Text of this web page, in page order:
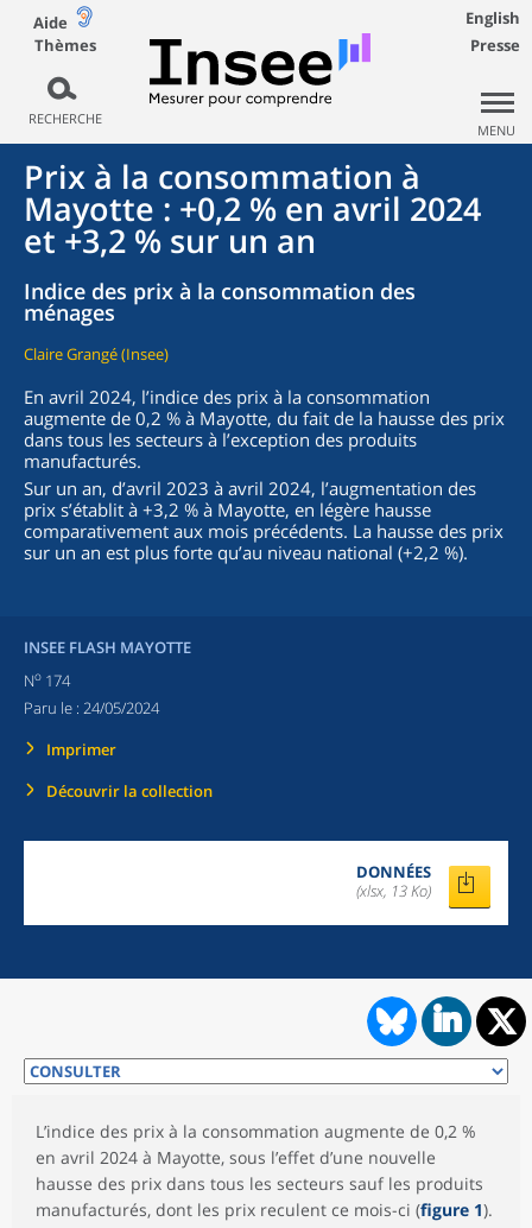
Aide
Thèmes
RECHERCHE
English
Presse
MENU
Prix à la consommation à
Mayotte : +0,2 % en avril 2024
et +3,2 % sur un an
Indice des prix à la consommation des
ménages
Claire Grangé (Insee)
En avril 2024, l’indice des prix à la consommation
augmente de 0,2 % à Mayotte, du fait de la hausse des prix
dans tous les secteurs à l’exception des produits
manufacturés.
Sur un an, d’avril 2023 à avril 2024, l’augmentation des
prix s’établit à +3,2 % à Mayotte, en légère hausse
comparativement aux mois précédents. La hausse des prix
sur un an est plus forte qu’au niveau national (+2,2 %).
INSEE FLASH MAYOTTE
No 174
Paru le : 24/05/2024
Imprimer
Découvrir la collection
DONNÉES
(xlsx, 13 Ko)
L’indice des prix à la consommation augmente de 0,2 %
en avril 2024 à Mayotte, sous l’effet d’une nouvelle
hausse des prix dans tous les secteurs sauf les produits
manufacturés, dont les prix reculent ce mois-ci (figure 1).